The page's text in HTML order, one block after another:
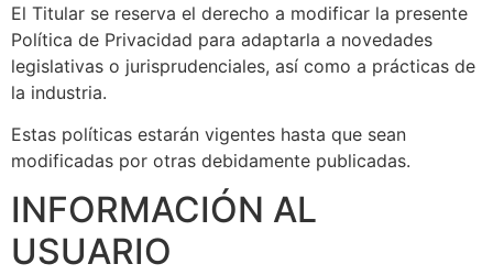
El Titular se reserva el derecho a modificar la presente
Política de Privacidad para adaptarla a novedades
legislativas o jurisprudenciales, así como a prácticas de
la industria.
Estas políticas estarán vigentes hasta que sean
modificadas por otras debidamente publicadas.
INFORMACIÓN AL
USUARIO